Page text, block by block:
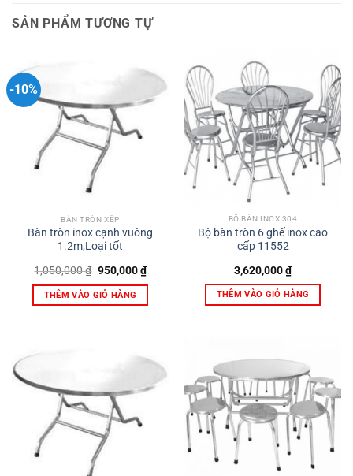
SẢN PHẨM TƯƠNG TỰ
-10%
BÀN TRÒN XẾP
Bàn tròn inox cạnh vuông
1.2m,Loại tốt
1,050,000₫ Giá
là:
1,050,000 ₫.
950,000₫Giá
hiện
tại
THÊM VÀO GIỎ HÀNG
BỘ BÀN INOX 304
Bộ bàn tròn 6 ghế inox cao
cấp 11552
3,620,000₫
THÊM VÀO GIỎ HÀNG